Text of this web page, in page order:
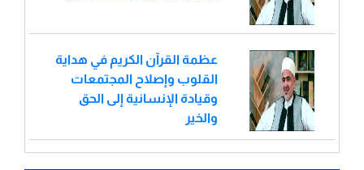
عظمة القرآن الكريم في هداية
القلوب وإصلاح المجتمعات
وقيادة الإنسانية إلى الحق
والخير